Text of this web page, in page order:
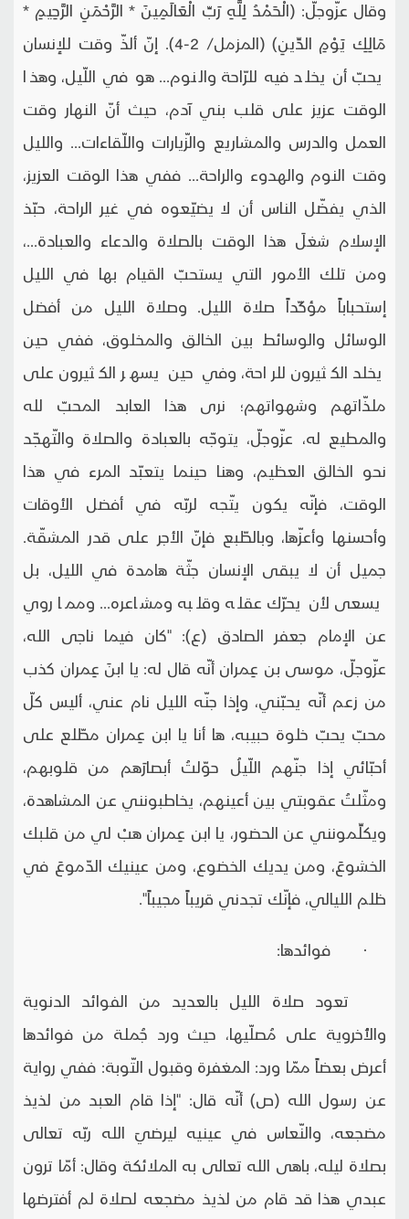
وقال عزّوجلّ: (الْحَمْدُ لِلَّهِ رَبِّ الْعَالَمِينَ * الرَّحْمَنِ الرَّحِيمِ *
مَالِكِ يَوْمِ الدِّينِ) (المزمل/ 2-4). إنّ ألذّ وقت للإنسان
يحبّ أن يخلد فيه للرّاحة والنوم... هو في اللّيل، وهذا
الوقت عزيز على قلب بني آدم، حيث أنّ النهار وقت
العمل والدرس والمشاريع والزّيارات واللّقاءات... والليل
وقت النوم والهدوء والراحة... ففي هذا الوقت العزيز،
الذي يفضّل الناس أن لا يضيّعوه في غير الراحة، حبّذ
الإسلام شغلَ هذا الوقت بالصلاة والدعاء والعبادة...،
ومن تلك الأمور التي يستحبّ القيام بها في الليل
إستحباباً مؤكّداً صلاة الليل. وصلاة الليل من أفضل
الوسائل والوسائط بين الخالق والمخلوق، ففي حين
يخلد الكثيرون للراحة، وفي حين يسهر الكثيرون على
ملذّاتهم وشهواتهم؛ نرى هذا العابد المحبّ لله
والمطيع له، عزّوجلّ، يتوجّه بالعبادة والصلاة والتّهجّد
نحو الخالق العظيم، وهنا حينما يتعبّد المرء في هذا
الوقت، فإنّه يكون يتّجه لربّه في أفضل الأوقات
وأحسنها وأعزّها، وبالطّبع فإنّ الأجر على قدر المشقّة.
جميل أن لا يبقى الإنسان جثّة هامدة في الليل، بل
يسعى لأن يحرّك عقله وقلبه ومشاعره... ومما روي
عن الإمام جعفر الصادق (ع): "كان فيما ناجى الله،
عزّوجلّ، موسى بن عِمران أنّه قال له: يا ابنَ عِمران كذب
من زعم أنّه يحبّني، وإذا جنّه الليل نام عني، أليس كلّ
محبّ يحبّ خلوة حبيبه، ها أنا يا ابن عِمران مطّلع على
أحبّائي إذا جنّهم اللّيلُ حوّلتُ أبصارَهم من قلوبهم،
ومثّلتُ عقوبتي بين أعينهم، يخاطبونني عن المشاهدة،
ويكلِّمونني عن الحضور، يا ابن عِمران هبْ لي من قلبك
الخشوعَ، ومن يديك الخضوع، ومن عينيك الدّموعَ في
ظلم الليالي، فإنّك تجدني قريباً مجيباً".
· فوائدها:
تعود صلاة الليل بالعديد من الفوائد الدنوية
والأُخروية على مُصلّيها، حيث ورد جُملة من فوائدها
أعرض بعضاً ممّا ورد: المغفرة وقبول التّوبة: ففي رواية
عن رسول الله (ص) أنّه قال: "إذا قام العبد من لذيذ
مضجعه، والنّعاس في عينيه ليرضيَ الله ربّه تعالى
بصلاة ليله، باهى الله تعالى به الملائكة وقال: أمّا ترون
عبدي هذا قد قام من لذيذ مضجعه لصلاة لم أفترضها